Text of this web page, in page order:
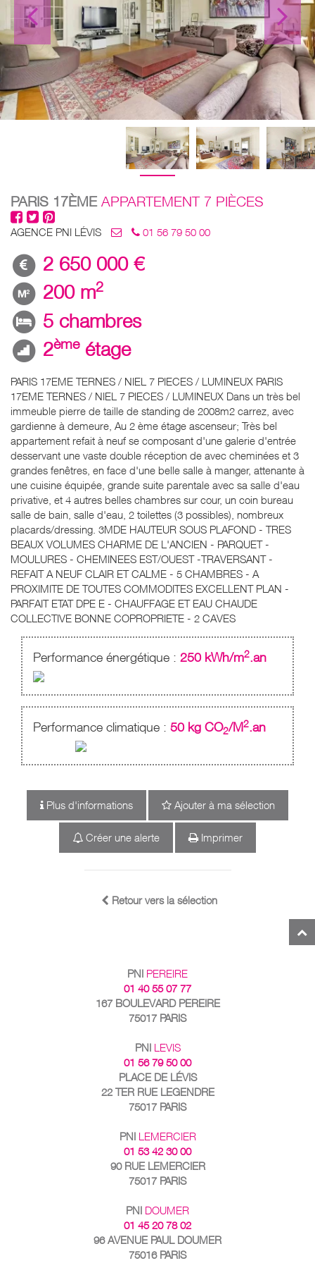
PARIS 17ÈME APPARTEMENT 7 PIÈCES
AGENCE PNI LÉVIS 01 56 79 50 00
2 650 000 €
200 m2
5 chambres
2èmeétage
PARIS 17EME TERNES / NIEL 7 PIECES / LUMINEUX PARIS
17EME TERNES / NIEL 7 PIECES / LUMINEUX Dans un très bel
immeuble pierre de taille de standing de 2008m2 carrez, avec
gardienne à demeure, Au 2 ème étage ascenseur; Très bel
appartement refait à neuf se composant d'une galerie d'entrée
desservant une vaste double réception de avec cheminées et 3
grandes fenêtres, en face d'une belle salle à manger, attenante à
une cuisine équipée, grande suite parentale avec sa salle d'eau
privative, et 4 autres belles chambres sur cour, un coin bureau
salle de bain, salle d'eau, 2 toilettes (3 possibles), nombreux
placards/dressing. 3MDE HAUTEUR SOUS PLAFOND - TRES
BEAUX VOLUMES CHARME DE L'ANCIEN - PARQUET -
MOULURES - CHEMINEES EST/OUEST -TRAVERSANT -
REFAIT A NEUF CLAIR ET CALME - 5 CHAMBRES - A
PROXIMITE DE TOUTES COMMODITES EXCELLENT PLAN -
PARFAIT ETAT DPE E - CHAUFFAGE ET EAU CHAUDE
COLLECTIVE BONNE COPROPRIETE - 2 CAVES
Performance énergétique : 250 kWh/m2.an
Performance climatique : 50 kg CO2/M2.an
Plus d'informations Ajouter à ma sélection
Créer une alerte Imprimer
Retour vers la sélection
PNI PEREIRE
01 40 55 07 77
167 BOULEVARD PEREIRE
75017 PARIS
PNI LEVIS
01 56 79 50 00
PLACE DE LÉVIS
22 TER RUE LEGENDRE
75017 PARIS
PNI LEMERCIER
01 53 42 30 00
90 RUE LEMERCIER
75017 PARIS
PNI DOUMER
01 45 20 78 02
96 AVENUE PAUL DOUMER
75016 PARIS